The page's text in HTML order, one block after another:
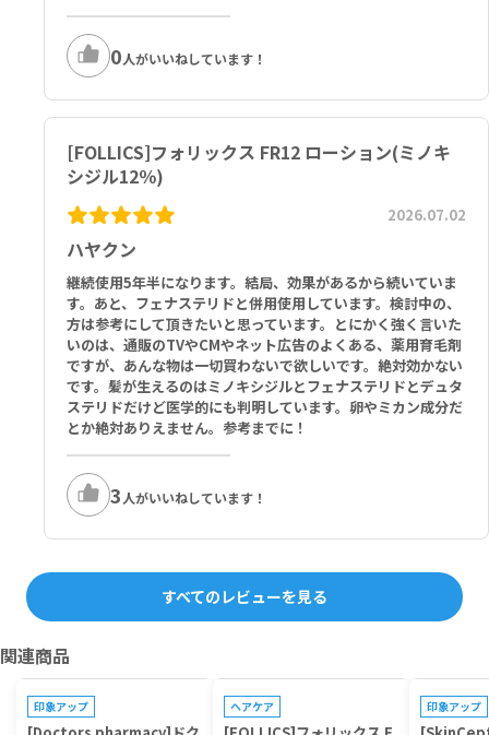
0人がいいねしています！
[FOLLICS]フォリックス FR12 ローション(ミノキ
シジル12％)
ハヤクン
2026.07.02
継続使用5年半になります。結局、効果があるから続いていま
す。あと、フェナステリドと併用使用しています。検討中の、
方は参考にして頂きたいと思っています。とにかく強く言いた
いのは、通販のTVやCMやネット広告のよくある、薬用育毛剤
ですが、あんな物は一切買わないで欲しいです。絶対効かない
です。髪が生えるのはミノキシジルとフェナステリドとデュタ
ステリドだけど医学的にも判明しています。卵やミカン成分だ
とか絶対ありえません。参考までに！
3 人がいいねしています！
すべてのレビューを見る
関連商品
印象アップ ヘアケア 印象アップ